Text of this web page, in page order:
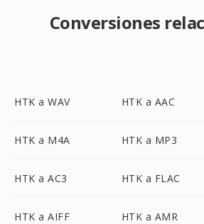
Conversiones
HTK a WAV HTK a AAC
HTK a M4A HTK a MP3
HTK a AC3 HTK a FLAC
HTK a AIFF HTK a AMR